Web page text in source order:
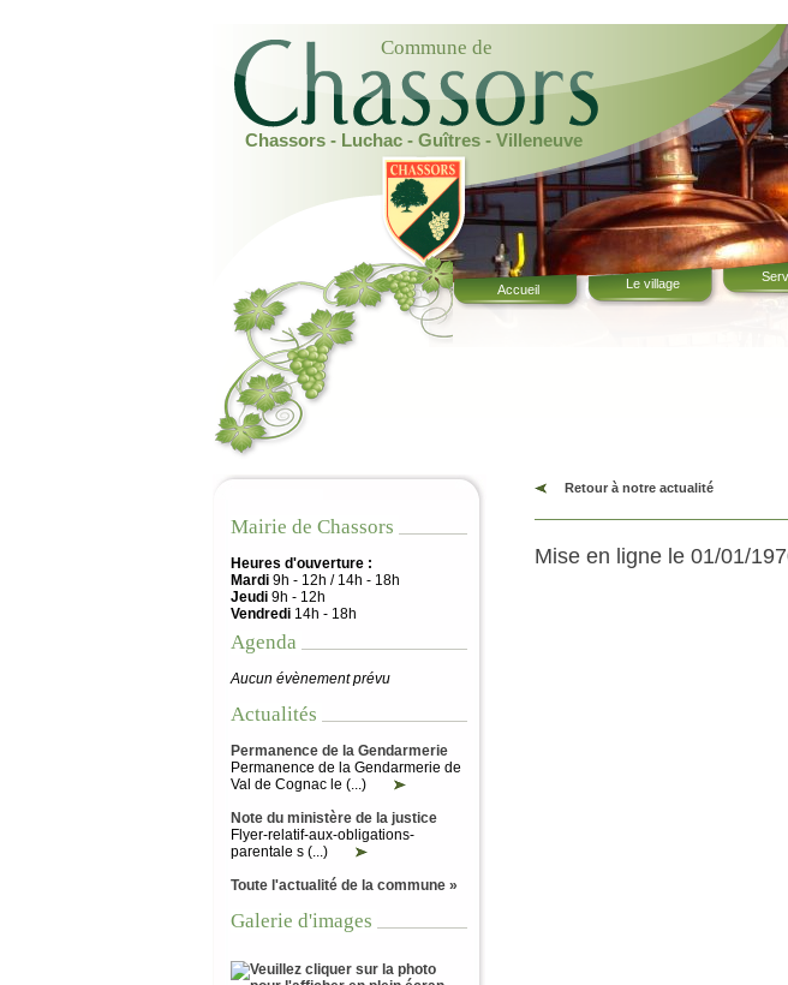
Commune de
Chassors - Luchac - Guîtres - Villeneuve
Accueil Le village
Mairie de Chassors
Heures d'ouverture :
Mardi 9h - 12h / 14h - 18h
Jeudi 9h - 12h
Vendredi 14h - 18h
Agenda
Aucun évènement prévu
Actualités
Permanence de la Gendarmerie
Permanence de la Gendarmerie de
Val de Cognac le (...)
Note du ministère de la justice
Flyer-relatif-aux-obligations-
parentale s (...)
Toute l'actualité de la commune »
Galerie d'images
Retour à notre actualité
Mise en ligne le 01/01/